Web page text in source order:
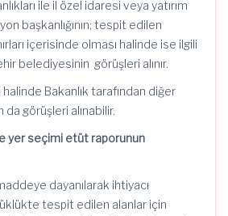
ile il özel idaresi veya yatırım
başkanlığının; tespit edilen
içerisinde olması halinde ise ilgili
belediyesinin görüşleri alınır.
Bakanlık tarafından diğer
da görüşleri alınabilir.
yer seçimi etüt raporunun
dayanılarak ihtiyacı
tespit edilen alanlar için